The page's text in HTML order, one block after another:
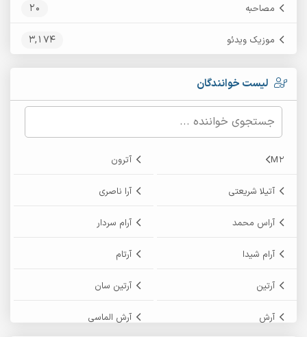
مصاحبه 20
موزیک ویدئو 3,174
لیست خوانندگان
M2 آترون
آتیلا شریعتی آرا ناصری
آراس محمد آرام سردار
آرام شیدا آرتام
آرتین آرتین سان
آرش آرش الماسی